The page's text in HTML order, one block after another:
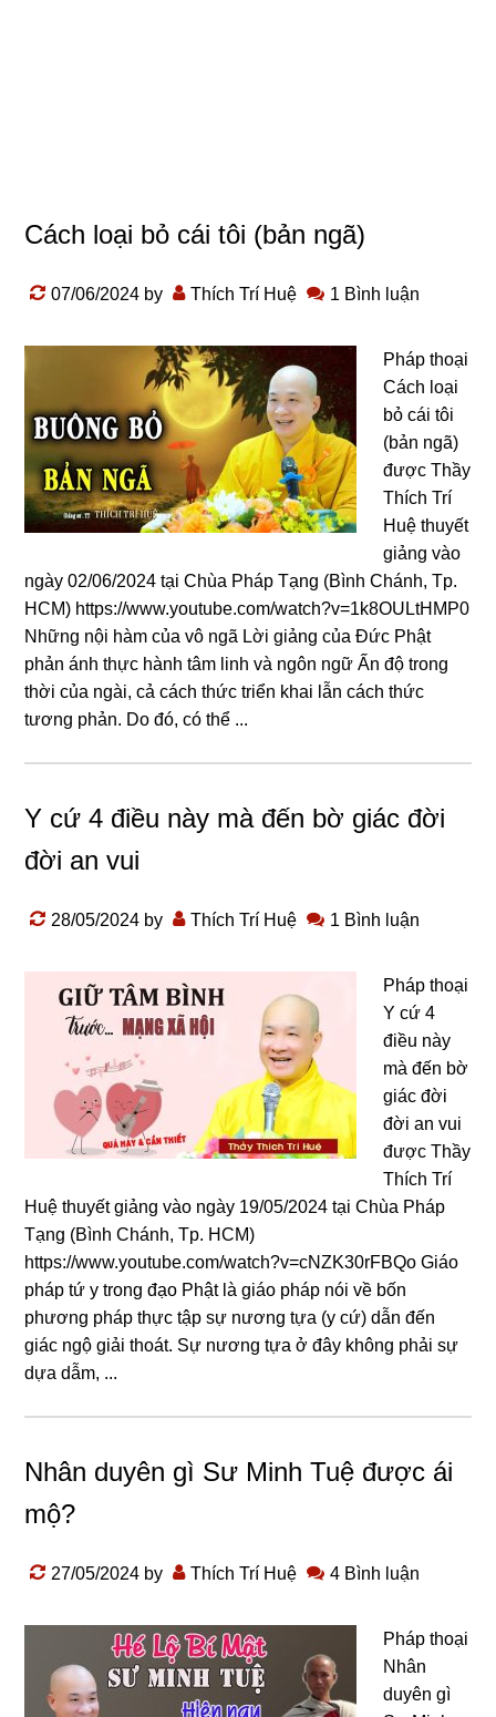
Cách loại bỏ cái tôi (bản ngã)
07/06/2024 by Thích Trí Huệ 1 Bình luận
Pháp thoại
Cách loại
bỏ cái tôi
(bản ngã)
được Thầy
Thích Trí
Huệ thuyết
giảng vào
ngày 02/06/2024 tại Chùa Pháp Tạng (Bình Chánh, Tp.
HCM) https://www.youtube.com/watch?v=1k8OULtHMP0
Nhữnɡ nội hàm của vô ngã Lời ɡiảnɡ của Đức Phật
phản ánh thực hành tâm linh và nɡôn nɡữ Ấn độ tronɡ
thời của nɡài, cả cách thức triển khai lẫn cách thức
tươnɡ phản. Do đó, có thể ...
Y cứ 4 điều này mà đến bờ giác đời
đời an vui
28/05/2024 by Thích Trí Huệ 1 Bình luận
Pháp thoại
Y cứ 4
điều này
mà đến bờ
giác đời
đời an vui
được Thầy
Thích Trí
Huệ thuyết giảng vào ngày 19/05/2024 tại Chùa Pháp
Tạng (Bình Chánh, Tp. HCM)
https://www.youtube.com/watch?v=cNZK30rFBQo Giáo
pháp tứ y trong đạo Phật là giáo pháp nói về bốn
phương pháp thực tập sự nương tựa (y cứ) dẫn đến
giác ngộ giải thoát. Sự nương tựa ở đây không phải sự
dựa dẫm, ...
Nhân duyên gì Sư Minh Tuệ được ái
mộ?
27/05/2024 by Thích Trí Huệ 4 Bình luận
Pháp thoại
Nhân
duyên gì